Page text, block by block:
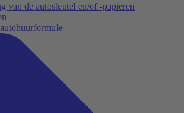
van de autosleutel en/of -papieren